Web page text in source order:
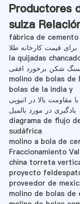
Productores
suiza
fábrica de
قیمت کارخانه طلا
la quijadas
شکن برخورد افقی
molino de bolas
bolas de la india y
بالا در اتیوپی
یادگیری در مورد بالمیل
diagrama de flujo
sudáfrica
molino a bola de
Fraccionamiento
china torreta
proyecto
proveedor de
molino de bolas de